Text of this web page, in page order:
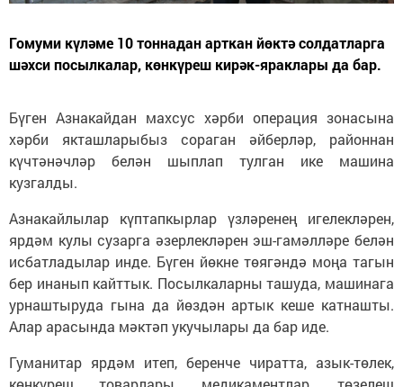
Гомуми күләме 10 тоннадан арткан йөктә солдатларга
шәхси посылкалар, көнкүреш кирәк-яраклары да бар.
Бүген Азнакайдан махсус хәрби операция зонасына
хәрби якташларыбыз сораган әйберләр, районнан
күчтәнәчләр белән шыплап тулган ике машина
кузгалды.
Азнакайлылар күптапкырлар үзләренең игелекләрен,
ярдәм кулы сузарга әзерлекләрен эш-гамәлләре белән
исбатладылар инде. Бүген йөкне төягәндә моңа тагын
бер инанып кайттык. Посылкаларны ташуда, машинага
урнаштыруда гына да йөздән артык кеше катнашты.
Алар арасында мәктәп укучылары да бар иде.
Гуманитар ярдәм итеп, беренче чиратта, азык-төлек,